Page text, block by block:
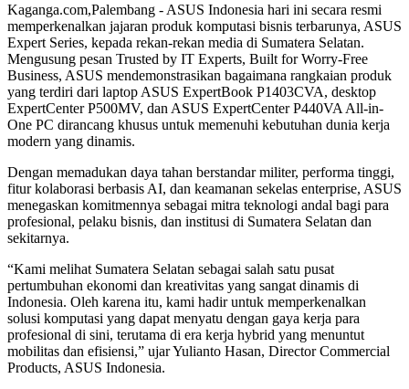
Kaganga.com,Palembang - ASUS Indonesia hari ini secara resmi
memperkenalkan jajaran produk komputasi bisnis terbarunya, ASUS
Expert Series, kepada rekan-rekan media di Sumatera Selatan.
Mengusung pesan Trusted by IT Experts, Built for Worry-Free
Business, ASUS mendemonstrasikan bagaimana rangkaian produk
yang terdiri dari laptop ASUS ExpertBook P1403CVA, desktop
ExpertCenter P500MV, dan ASUS ExpertCenter P440VA All-in-
One PC dirancang khusus untuk memenuhi kebutuhan dunia kerja
modern yang dinamis.
Dengan memadukan daya tahan berstandar militer, performa tinggi,
fitur kolaborasi berbasis AI, dan keamanan sekelas enterprise, ASUS
menegaskan komitmennya sebagai mitra teknologi andal bagi para
profesional, pelaku bisnis, dan institusi di Sumatera Selatan dan
sekitarnya.
“Kami melihat Sumatera Selatan sebagai salah satu pusat
pertumbuhan ekonomi dan kreativitas yang sangat dinamis di
Indonesia. Oleh karena itu, kami hadir untuk memperkenalkan
solusi komputasi yang dapat menyatu dengan gaya kerja para
profesional di sini, terutama di era kerja hybrid yang menuntut
mobilitas dan efisiensi,” ujar Yulianto Hasan, Director Commercial
Products, ASUS Indonesia.